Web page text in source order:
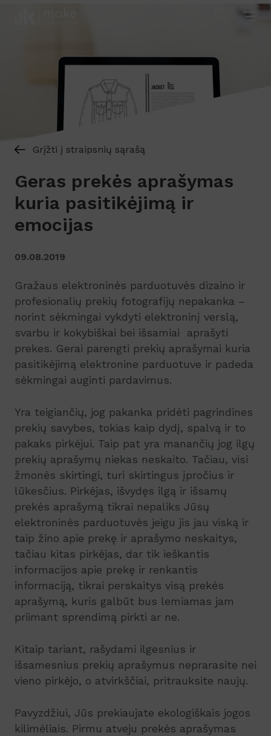
Grįžti į straipsnių sąrašą
Geras prekės aprašymas
kuria pasitikėjimą ir
emocijas
09.08.2019
Gražaus elektroninės parduotuvės dizaino ir
profesionalių prekių fotografijų nepakanka –
norint sėkmingai vykdyti elektroninį verslą,
svarbu ir kokybiškai bei išsamiai aprašyti
prekes. Gerai parengti prekių aprašymai kuria
pasitikėjimą elektronine parduotuve ir padeda
sėkmingai auginti pardavimus.
Yra teigiančių, jog pakanka pridėti pagrindines
prekių savybes, tokias kaip dydį, spalvą ir to
pakaks pirkėjui. Taip pat yra manančių jog ilgų
prekių aprašymų niekas neskaito. Tačiau, visi
žmonės skirtingi, turi skirtingus įpročius ir
lūkesčius. Pirkėjas, išvydęs ilgą ir išsamų
prekės aprašymą tikrai nepaliks Jūsų
elektroninės parduotuvės jeigu jis jau viską ir
taip žino apie prekę ir aprašymo neskaitys,
tačiau kitas pirkėjas, dar tik ieškantis
informacijos apie prekę ir renkantis
informaciją, tikrai perskaitys visą prekės
aprašymą, kuris galbūt bus lemiamas jam
priimant sprendimą pirkti ar ne.
Kitaip tariant, rašydami ilgesnius ir
išsamesnius prekių aprašymus neprarasite nei
vieno pirkėjo, o atvirkščiai, pritrauksite naujų.
Pavyzdžiui, Jūs prekiaujate ekologiškais jogos
kilimėliais. Pirmu atveju prekės aprašymas